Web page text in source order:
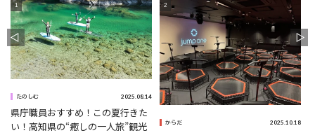
たのしむ 2025.08.14
県庁職員おすすめ！この夏行きた
い！高知県の“癒しの一人旅”観光
からだ 2025.10.18